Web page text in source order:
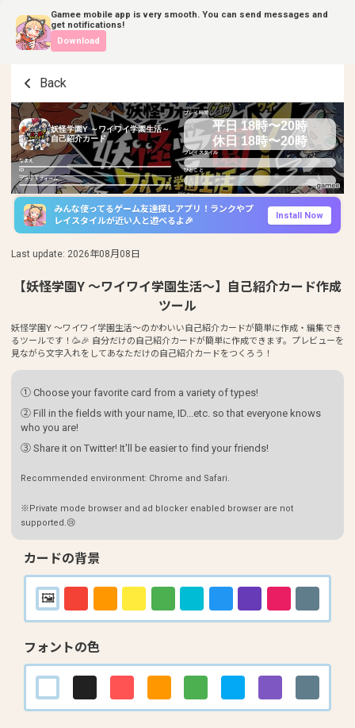
Gamee mobile app is very smooth. You can send messages and
get notifications!
Download
Back
妖怪学園Y ～ワイワイ学園生活～
自己紹介カード
なまえ
ID
プラットフォーム
プレイ時間
平日 18時〜20時
休日 18時〜20時
プレイスタイル
ひとこと
みんな使ってるゲーム友達探しアプリ！ランクやプ
レイスタイルが近い人と遊べるよ🎉
Install Now
Last update: 2026年08月08日
【妖怪学園Y ～ワイワイ学園生活～】自己紹介カード作成
ツール
妖怪学園Y ～ワイワイ学園生活～のかわいい自己紹介カードが簡単に作成・編集でき
るツールです！🥳🎉 自分だけの自己紹介カードが簡単に作成できます。プレビューを
見ながら文字入れをしてあなただけの自己紹介カードをつくろう！
① Choose your favorite card from a variety of types!
② Fill in the fields with your name, ID...etc. so that everyone knows
who you are!
③ Share it on Twitter! It'll be easier to find your friends!
Recommended environment: Chrome and Safari.
※Private mode browser and ad blocker enabled browser are not
supported.😢
カードの背景
フォントの色